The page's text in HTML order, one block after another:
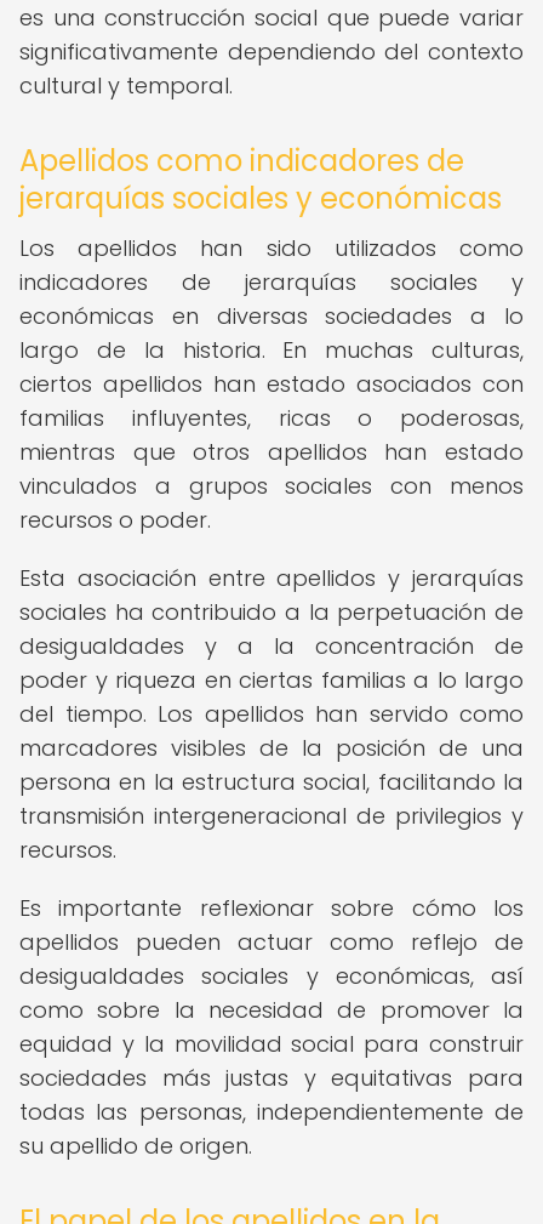
es una construcción social que puede variar
significativamente dependiendo del contexto
cultural y temporal.
Apellidos como indicadores de
jerarquías sociales y económicas
Los apellidos han sido utilizados como
indicadores de jerarquías sociales y
económicas en diversas sociedades a lo
largo de la historia. En muchas culturas,
ciertos apellidos han estado asociados con
familias influyentes, ricas o poderosas,
mientras que otros apellidos han estado
vinculados a grupos sociales con menos
recursos o poder.
Esta asociación entre apellidos y jerarquías
sociales ha contribuido a la perpetuación de
desigualdades y a la concentración de
poder y riqueza en ciertas familias a lo largo
del tiempo. Los apellidos han servido como
marcadores visibles de la posición de una
persona en la estructura social, facilitando la
transmisión intergeneracional de privilegios y
recursos.
Es importante reflexionar sobre cómo los
apellidos pueden actuar como reflejo de
desigualdades sociales y económicas, así
como sobre la necesidad de promover la
equidad y la movilidad social para construir
sociedades más justas y equitativas para
todas las personas, independientemente de
su apellido de origen.